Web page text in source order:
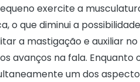
exercite a
o que diminui a
a mastigação e auxiliar
avanços na fala.
um dos